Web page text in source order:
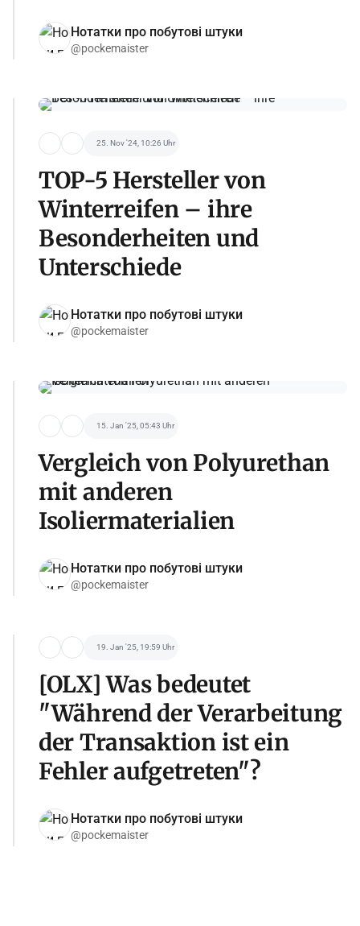
Нотатки про побутові штуки
@pockemaister
25. Nov '24, 10:26 Uhr
TOP-5 Hersteller von
Winterreifen – ihre
Besonderheiten und
Unterschiede
Нотатки про побутові штуки
@pockemaister
15. Jan '25, 05:43 Uhr
Vergleich von Polyurethan
mit anderen
Isoliermaterialien
Нотатки про побутові штуки
@pockemaister
19. Jan '25, 19:59 Uhr
[OLX] Was bedeutet
"Während der Verarbeitung
der Transaktion ist ein
Fehler aufgetreten"?
Нотатки про побутові штуки
@pockemaister